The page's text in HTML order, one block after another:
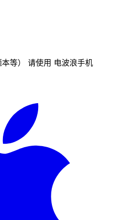
等） 请使用 电波浪手机